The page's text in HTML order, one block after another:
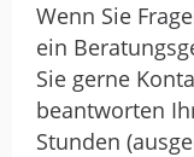
Wenn Sie
ein
Sie gerne
beantworten
Stunden